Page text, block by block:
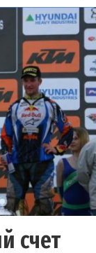
счет